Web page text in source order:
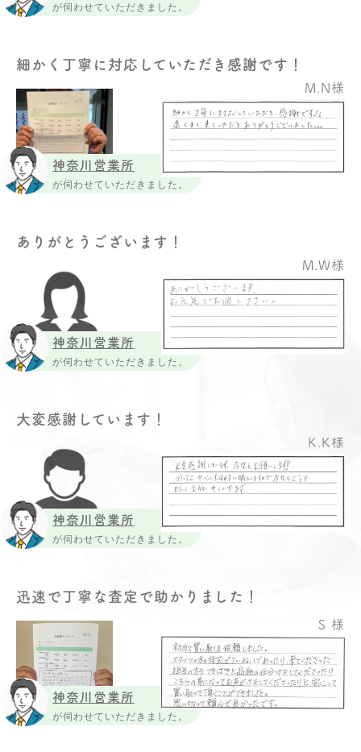
が伺わせていただきました。
神奈川営業所
が伺わせていただきました。
細かく丁寧に対応していただき感謝です！
M.N様
神奈川営業所
が伺わせていただきました。
ありがとうございます！
M.W様
神奈川営業所
が伺わせていただきました。
大変感謝しています！
K.K様
神奈川営業所
が伺わせていただきました。
迅速で丁寧な査定で助かりました！
S 様